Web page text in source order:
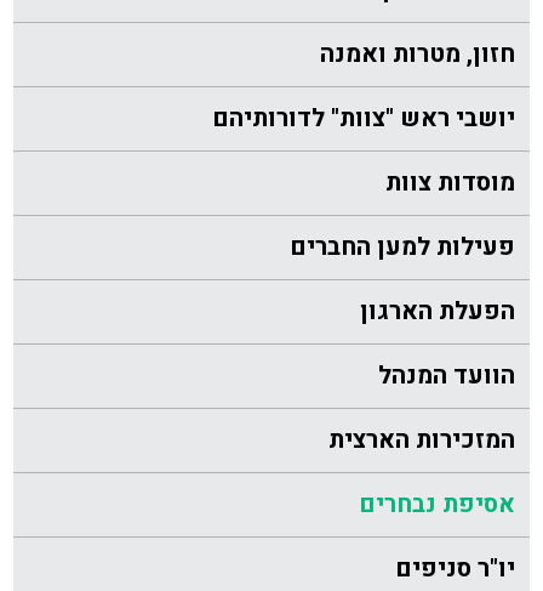
חזון, מטרות ואמנה
יושבי ראש "צוות" לדורותיהם
מוסדות צוות
פעילות למען החברים
הפעלת הארגון
הוועד המנהל
המזכירות הארצית
אסיפת נבחרים
יו"ר סניפים